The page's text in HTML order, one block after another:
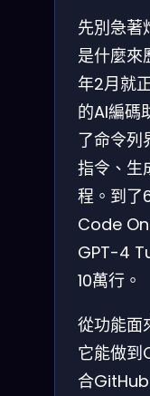
先別急著
是什麼
年2月就
的AI編碼
了命令列
指令、生
程。到了
Code
GPT-4
10萬行。
從功能面
它能做
合